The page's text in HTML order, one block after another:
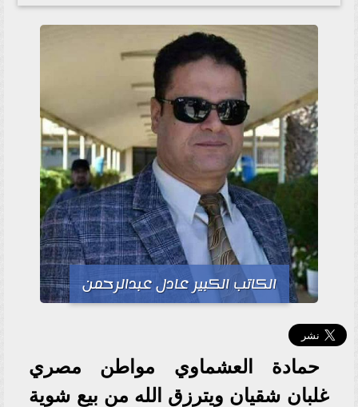
الكاتب الكبير عادل عبدالرحمن
حمادة العشماوي مواطن مصري
غلبان شقيان ويترزق الله من بيع شوية